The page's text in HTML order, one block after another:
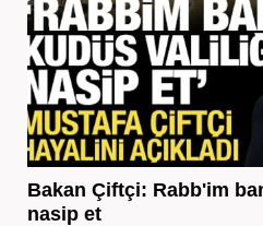
Bakan Çiftçi: Rabb'im
nasip et